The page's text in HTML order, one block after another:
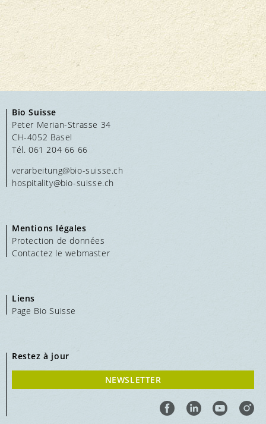
Bio Suisse
Peter Merian-Strasse 34
CH-4052 Basel
Tél. 061 204 66 66
verarbeitung@bio-suisse.ch
hospitality@bio-suisse.ch
Mentions légales
Protection de données
Contactez le webmaster
Liens
Page Bio Suisse
Restez à jour
NEWSLETTER